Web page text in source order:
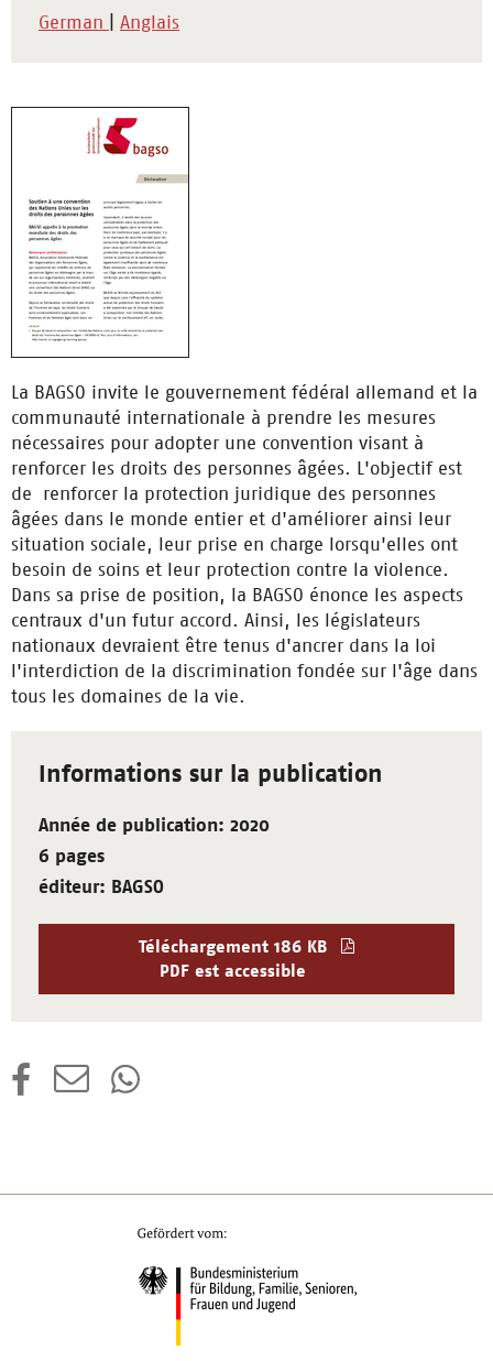
German Anglais
La BAGSO invite le gouvernement fédéral allemand et la
communauté internationale à prendre les mesures
nécessaires pour adopter une convention visant à
renforcer les droits des personnes âgées. L'objectif est
de renforcer la protection juridique des personnes
âgées dans le monde entier et d'améliorer ainsi leur
situation sociale, leur prise en charge lorsqu'elles ont
besoin de soins et leur protection contre la violence.
Dans sa prise de position, la BAGSO énonce les aspects
centraux d'un futur accord. Ainsi, les législateurs
nationaux devraient être tenus d'ancrer dans la loi
l'interdiction de la discrimination fondée sur l'âge dans
tous les domaines de la vie.
Informations sur la publication
Année de publication: 2020
6 pages
éditeur: BAGSO
Téléchargement 186 KB
PDF est accessible